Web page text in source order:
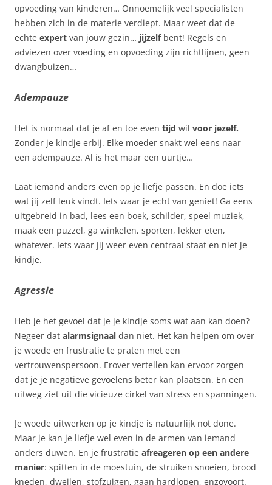
opvoeding van kinderen… Onnoemelijk veel specialisten
hebben zich in de materie verdiept. Maar weet dat de
echte expert van jouw gezin… jijzelfbent! Regels en
adviezen over voeding en opvoeding zijn richtlijnen, geen
dwangbuizen…
Adempauze
Het is normaal dat je af en toe even tijd wil voor jezelf.
Zonder je kindje erbij. Elke moeder snakt wel eens naar
een adempauze. Al is het maar een uurtje…
Laat iemand anders even op je liefje passen. En doe iets
wat jij zelf leuk vindt. Iets waar je echt van geniet! Ga eens
uitgebreid in bad, lees een boek, schilder, speel muziek,
maak een puzzel, ga winkelen, sporten, lekker eten,
whatever. Iets waar jij weer even centraal staat en niet je
kindje.
Agressie
Heb je het gevoel dat je je kindje soms wat aan kan doen?
Negeer dat alarmsignaal dan niet. Het kan helpen om over
je woede en frustratie te praten met een
vertrouwenspersoon. Erover vertellen kan ervoor zorgen
dat je je negatieve gevoelens beter kan plaatsen. En een
uitweg ziet uit die vicieuze cirkel van stress en spanningen.
Je woede uitwerken op je kindje is natuurlijk not done.
Maar je kan je liefje wel even in de armen van iemand
anders duwen. En je frustratie afreageren op een andere
manier: spitten in de moestuin, de struiken snoeien, brood
kneden, dweilen, stofzuigen, gaan hardlopen, enzovoort.